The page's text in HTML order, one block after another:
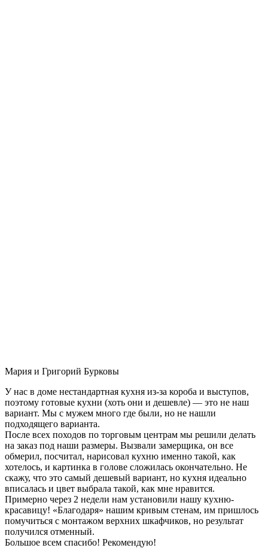
Мария и Григорий Бурковы
У нас в доме нестандартная кухня из-за короба и выступов,
поэтому готовые кухни (хоть они и дешевле) — это не наш
вариант. Мы с мужем много где были, но не нашли
подходящего варианта.
После всех походов по торговым центрам мы решили делать
на заказ под наши размеры. Вызвали замерщика, он все
обмерил, посчитал, нарисовал кухню именно такой, как
хотелось, и картинка в голове сложилась окончательно. Не
скажу, что это самый дешевый вариант, но кухня идеально
вписалась и цвет выбрала такой, как мне нравится.
Примерно через 2 недели нам установили нашу кухню-
красавицу! «Благодаря» нашим кривым стенам, им пришлось
помучиться с монтажом верхних шкафчиков, но результат
получился отменный.
Большое всем спасибо! Рекомендую!